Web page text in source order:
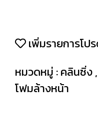
เพิ่มรายการโป
หมวดหมู่ :คลินซิ่ง,
โฟมล้างหน้า